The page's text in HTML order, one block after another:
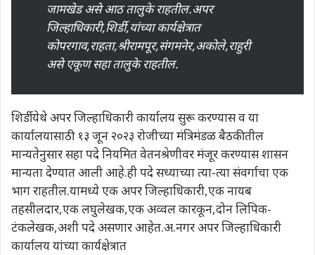
जामखेड असे आठ तालुके राहतील.अपर
जिल्हाधिकारी,शिर्डी,यांच्या कार्यक्षेत्रात
कोपरगाव,राहता,श्रीरामपूर,संगमनेर,अकोले,राहुरी
असे एकूण सहा तालुके राहतील.
शिर्डी येथे अपर जिल्हाधिकारी कार्यालय सुरू करण्यास व या
कार्यालयासाठी १३ जून २०२३ रोजीच्या मंत्रिमंडळ बैठकीतील
मान्यतेनुसार सहा पदे नियमित वेतनश्रेणीवर मंजूर करण्यास शासन
मान्यता देण्यात आली आहे.ही पदे सध्याच्या त्या-त्या संवर्गाचा एक
भाग राहतील.यामध्ये एक अपर जिल्हाधिकारी,एक नायब
तहसीलदार,एक लघुलेखक,एक अव्वल कारकून,दोन लिपिक-
टंकलेखक,अशी पदे असणार आहेत.अ.नगर अपर जिल्हाधिकारी
कार्यालय यांच्या कार्यक्षेत्रात